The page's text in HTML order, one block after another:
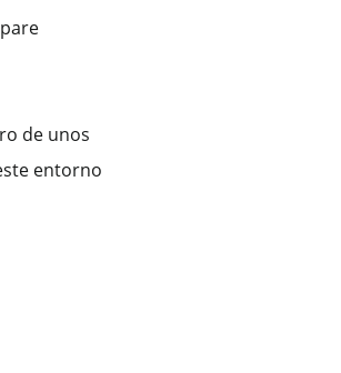
de unos
entorno